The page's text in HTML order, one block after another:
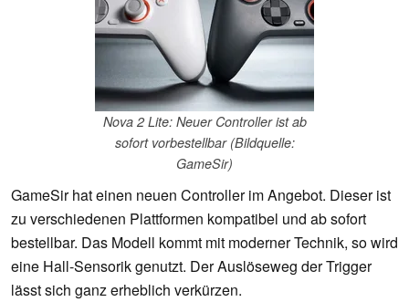
Nova 2 Lite: Neuer Controller ist ab
sofort vorbestellbar (Bildquelle:
GameSir)
GameSir hat einen neuen Controller im Angebot. Dieser ist
zu verschiedenen Plattformen kompatibel und ab sofort
bestellbar. Das Modell kommt mit moderner Technik, so wird
eine Hall-Sensorik genutzt. Der Auslöseweg der Trigger
lässt sich ganz erheblich verkürzen.